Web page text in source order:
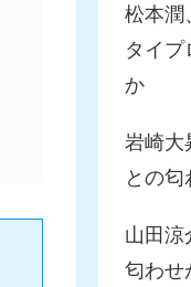
松本潤
タイプ
か
岩崎大
との
山田涼
匂わせ